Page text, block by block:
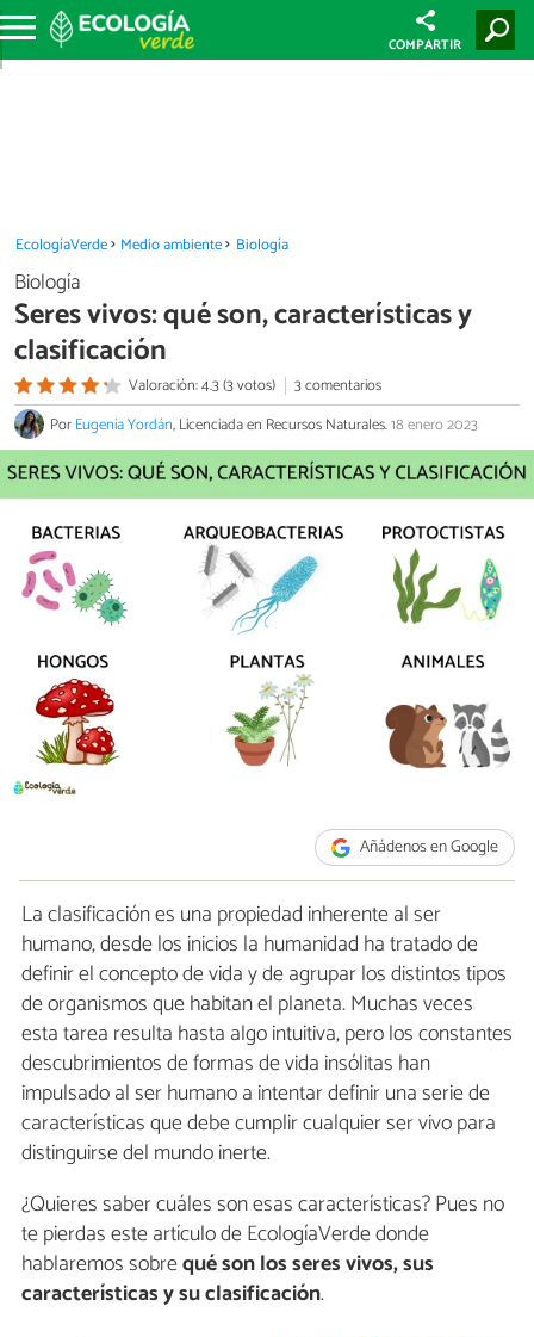
COMPARTIR
EcologíaVerde Medio ambiente Biología
Biología
Seres vivos: qué son, características y
clasificación
Valoración: 4.3 (3 votos)
3 comentarios
PorEugenia Yordán, Licenciada en Recursos Naturales.18 enero 2023
Añádenos en Google
La clasificación es una propiedad inherente al ser
humano, desde los inicios la humanidad ha tratado de
definir el concepto de vida y de agrupar los distintos tipos
de organismos que habitan el planeta. Muchas veces
esta tarea resulta hasta algo intuitiva, pero los constantes
descubrimientos de formas de vida insólitas han
impulsado al ser humano a intentar definir una serie de
características que debe cumplir cualquier ser vivo para
distinguirse del mundo inerte.
¿Quieres saber cuáles son esas características? Pues no
te pierdas este artículo de EcologíaVerde donde
hablaremos sobrequé son los seres vivos, sus
características y su clasificación.